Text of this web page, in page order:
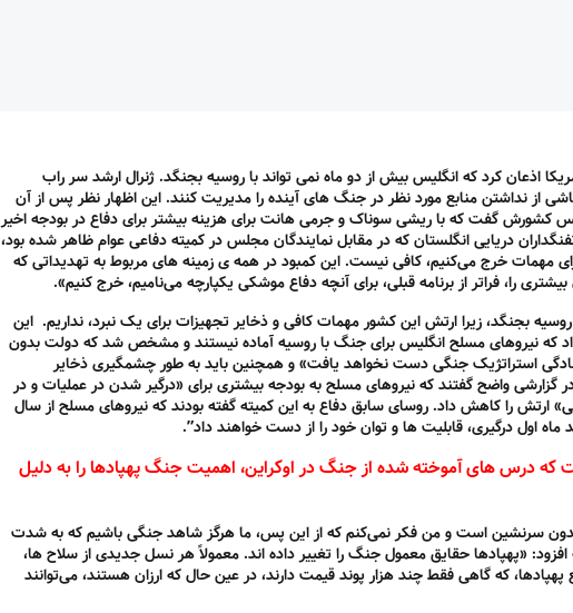
اذعان کرد که انگلیس بیش از دو ماه نمی تواند با روسیه بجنگد. ژنرال ارشد سر راب
از نداشتن منابع مورد نظر در جنگ های آینده را مدیریت کنند. این اظهار نظر پس از آن
کشورش گفت که با ریشی سوناک و جرمی هانت برای هزینه بیشتر برای دفاع در بودجه اخیر
دریایی انگلستان که در مقابل نمایندگان مجلس در کمیته دفاعی عوام ظاهر شده بود،
مهمات خرج می‌کنیم، کافی نیست. این کمبود در همه ی زمینه های مربوط به تهدیداتی که
را، فراتر از برنامه قبلی، برای آنچه دفاع موشکی یکپارچه می‌نامیم، خرج کنیم».
بجنگد، زیرا ارتش این کشور مهمات کافی و ذخایر تجهیزات برای یک نبرد، نداریم. این
که نیروهای مسلح انگلیس برای جنگ با روسیه آماده نیستند و مشخص شد که دولت بدون
استراتژیک جنگی دست نخواهد یافت» و همچنین باید به طور چشمگیری ذخایر
واضح گفتند که نیروهای مسلح به بودجه بیشتری برای «درگیر شدن در عملیات و در
ارتش را کاهش داد. روسای سابق دفاع به این کمیته گفته بودند که نیروهای مسلح از سال
درس های آموخته شده از جنگ در اوکراین، اهمیت جنگ پهپادها را به دلیل
بدون سرنشین است و من فکر نمی‌کنم که از این پس، ما هرگز شاهد جنگی باشیم که به شدت
«پهپادها حقایق معمول جنگ را تغییر داده اند. معمولاً هر نسل جدیدی از سلاح ها،
پهپادها، که گاهی فقط چند هزار پوند قیمت دارند، در عین حال که ارزان هستند، می‌توانند